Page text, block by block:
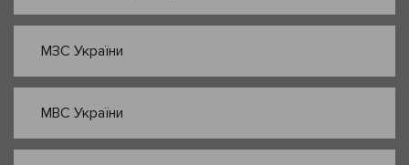
МЗС України
МВС України